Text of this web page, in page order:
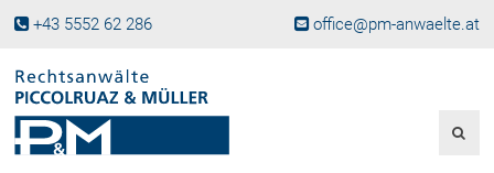
+43 5552 62 286 office@pm-anwaelte.at
Fachgebiete